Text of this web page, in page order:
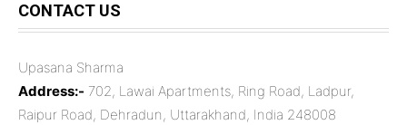
CONTACT US
Upasana Sharma
Address:- 702, Lawai Apartments, Ring Road, Ladpur,
Raipur Road, Dehradun, Uttarakhand, India 248008